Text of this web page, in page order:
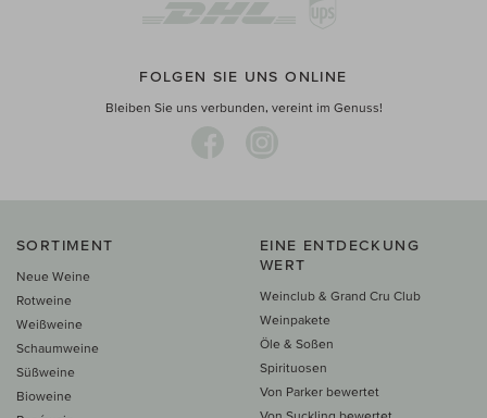
FOLGEN SIE UNS ONLINE
Bleiben Sie uns verbunden, vereint im Genuss!
SORTIMENT
Neue Weine
Rotweine
Weißweine
Schaumweine
Süßweine
Bioweine
EINE ENTDECKUNG
WERT
Weinclub & Grand Cru Club
Weinpakete
Öle & Soßen
Spirituosen
Von Parker bewertet
Von Suckling bewertet